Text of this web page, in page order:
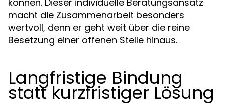
macht die Zusammenarbeit besonders
wertvoll, denn er geht weit über die reine
Besetzung einer offenen Stelle hinaus.
Langfristige Bindung
statt kurzfristiger Lösung